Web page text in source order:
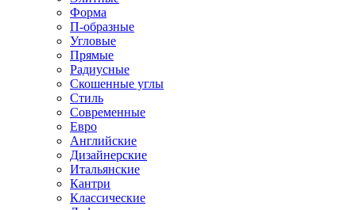
Форма
П-образные
Угловые
Прямые
Радиусные
Скошенные углы
Стиль
Современные
Евро
Английские
Дизайнерские
Итальянские
Кантри
Классические